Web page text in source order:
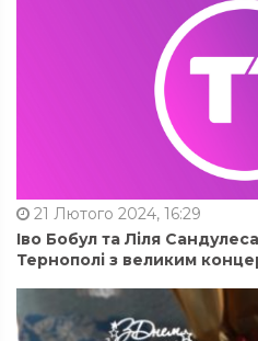
21 Лютого 2024, 16:29
Іво Бобул та Ліля
Тернополі з великим